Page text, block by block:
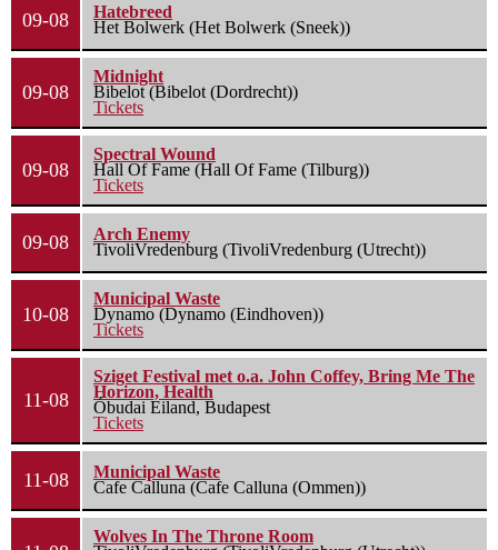
09-08
Hatebreed
Het Bolwerk (Het Bolwerk (Sneek))
09-08
Midnight
Bibelot (Bibelot (Dordrecht))
Tickets
09-08
Spectral Wound
Hall Of Fame (Hall Of Fame (Tilburg))
Tickets
09-08
Arch Enemy
TivoliVredenburg (TivoliVredenburg (Utrecht))
10-08
Municipal Waste
Dynamo (Dynamo (Eindhoven))
Tickets
11-08
Sziget Festival met o.a. John Coffey, Bring Me The
Horizon, Health
Óbudai Eiland, Budapest
Tickets
11-08
Municipal Waste
Cafe Calluna (Cafe Calluna (Ommen))
Wolves In The Throne Room